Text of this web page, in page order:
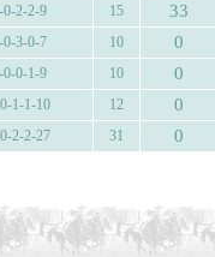
0-2-2-9 15 33
0-3-0-7 10 0
0-0-1-9 10 0
1-1-10 12 0
2-2-27 31 0